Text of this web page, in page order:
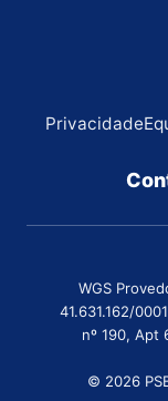
Privacidade
WGS
41.631.162/
nº 190, Apt
© 2026